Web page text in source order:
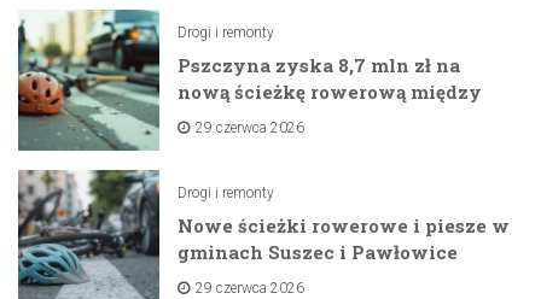
Drogi i remonty
Pszczyna zyska 8,7 mln zł na
nową ścieżkę rowerową między
zaporami
29 czerwca 2026
Drogi i remonty
Nowe ścieżki rowerowe i piesze w
gminach Suszec i Pawłowice
dzięki unijnemu wsparciu
29 czerwca 2026